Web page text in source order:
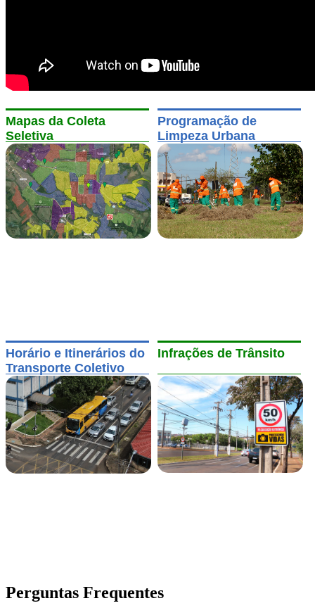
Mapas da Coleta
Seletiva
Programação de
Limpeza Urbana
Horário e Itinerários do
Transporte Coletivo
Infrações de Trânsito
Perguntas Frequentes